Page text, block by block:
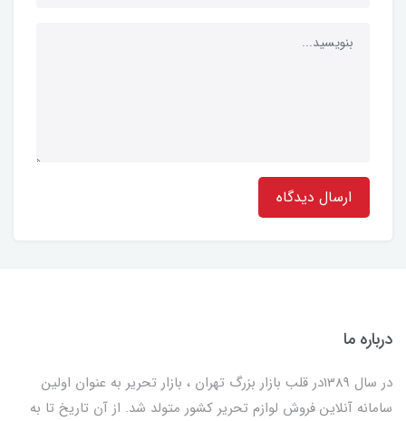
ارسال دیدگاه
درباره ما
در سال 1389در قلب بازار بزرگ تهران ، بازار تحریر به عنوان اولین
سامانه آنلاین فروش لوازم تحریر کشور متولد شد. از آن تاریخ تا به